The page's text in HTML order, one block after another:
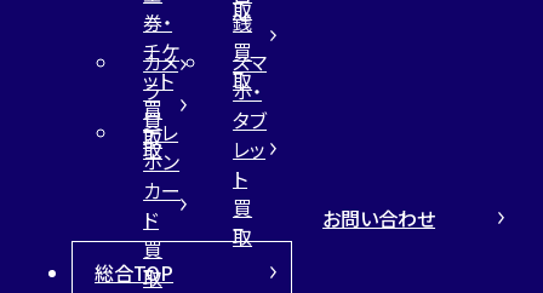
取
券・
チケ
ット
買
取
銭
買
取
カメ
ラ
買
取
スマ
ホ・
タブ
レッ
ト
買
取
テレ
ホン
カー
ド
買
取
総合TOP
お問い合わせ